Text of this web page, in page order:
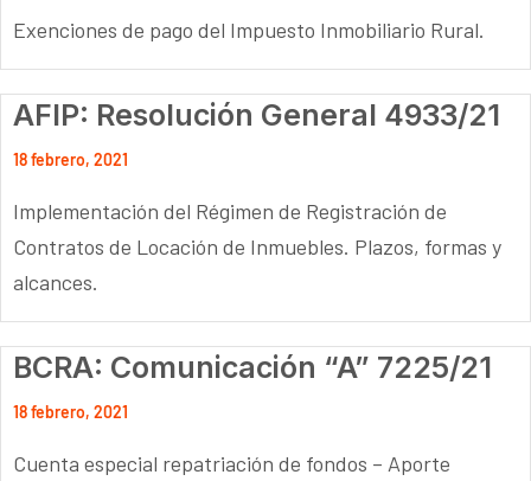
Exenciones de pago del Impuesto Inmobiliario Rural.
AFIP: Resolución General 4933/21
18 febrero, 2021
Implementación del Régimen de Registración de
Contratos de Locación de Inmuebles. Plazos, formas y
alcances.
BCRA: Comunicación “A” 7225/21
18 febrero, 2021
Cuenta especial repatriación de fondos – Aporte